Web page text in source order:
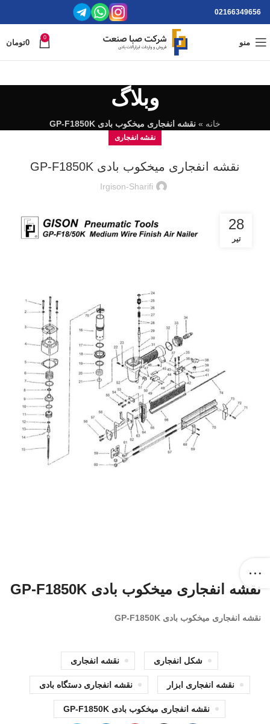
02166349656
منو
0
0تومان
وبلاگ
خانه » نقشه انفجاری میخکوب بادی GP-F1850K
نقشه انفجاری
نقشه انفجاری میخکوب بادی GP-F1850K
Irgison-Sharifi
28
تیر
نقشه انفجاری میخکوب بادی GP-F1850K
نقشه انفجاری میخکوب بادی GP-F1850K
شکل انفجاری نقشه انفجاری
نقشه انفجاری ابزار نقشه انفجاری دستگاه بادی
نقشه انفجاری میخکوب بادی GP-F1850K